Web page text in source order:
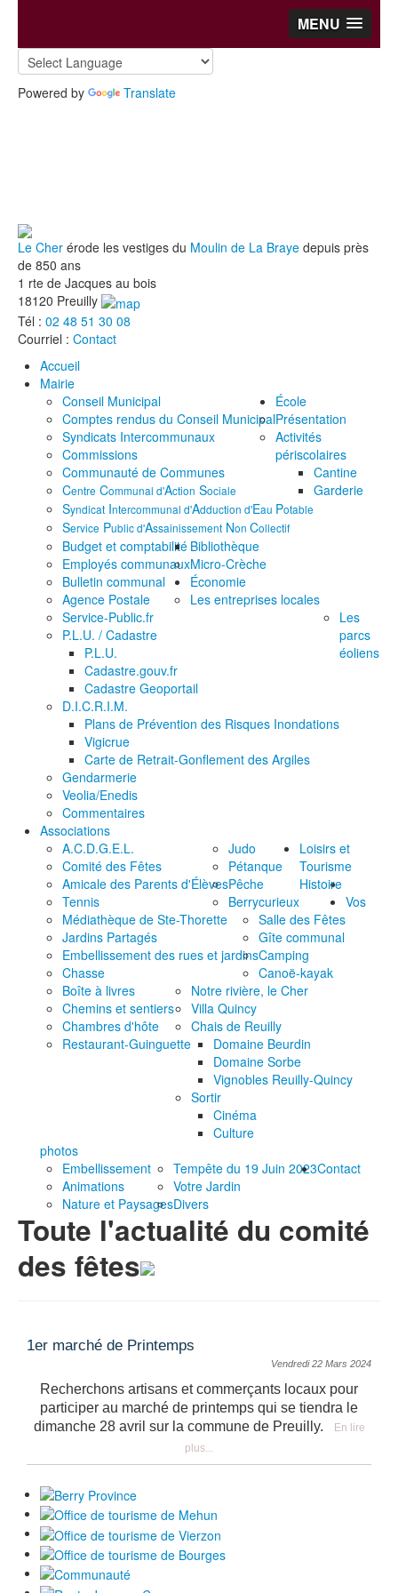
MENU
Powered by Translate
Le Cher érode les vestiges du Moulin de La Braye depuis près
de 850 ans
1 rte de Jacques au bois
18120 Preuilly
Tél : 02 48 51 30 08
Courriel : Contact
Accueil
Mairie
Conseil Municipal
Comptes rendus du Conseil Municipal
Syndicats Intercommunaux
Commissions
Communauté de Communes
Centre Communal d'Action Sociale
Syndicat Intercommunal d'Adduction d'Eau Potable
Service Public d'Assainissement Non Collectif
Budget et comptabilité
Employés communaux
Bulletin communal
Agence Postale
Service-Public.fr
P.L.U. / Cadastre
P.L.U.
Cadastre.gouv.fr
Cadastre Geoportail
D.I.C.R.I.M.
Plans de Prévention des Risques Inondations
Vigicrue
Carte de Retrait-Gonflement des Argiles
Gendarmerie
École
Présentation
Activités
périscolaires
Cantine
Garderie
Bibliothèque
Micro-Crèche
Économie
Les entreprises locales
Les
parcs
éoliens
Veolia/Enedis
Commentaires
Associations
A.C.D.G.E.L.
Comité des Fêtes
Amicale des Parents d'Élèves
Tennis
Judo
Pétanque
Pêche
Berrycurieux
Médiathèque de Ste-Thorette
Jardins Partagés
Embellissement des rues et jardins
Chasse
Loisirs et
Tourisme
Salle des Fêtes
Gîte communal
Camping
Canoë-kayak
Boîte à livres
Chemins et sentiers
Chambres d'hôte
Restaurant-Guinguette
Notre rivière, le Cher
Villa Quincy
Chais de Reuilly
Domaine Beurdin
Domaine Sorbe
Vignobles Reuilly-Quincy
Sortir
Cinéma
Culture
Histoire
Vos
photos
Embellissement
Animations
Nature et Paysages
Tempête du 19 Juin 2023
Votre Jardin
Divers
Contact
Toute l'actualité du comité
des fêtes
1er marché de Printemps
Vendredi 22 Mars 2024
Recherchons artisans et commerçants locaux pour
participer au marché de printemps qui se tiendra le
dimanche 28 avril sur la commune de Preuilly.
En lire
plus...